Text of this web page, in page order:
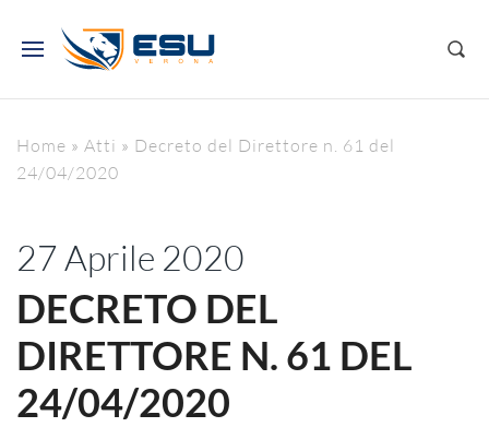
Home » Atti » Decreto del Direttore n. 61 del
24/04/2020
27 Aprile 2020
DECRETO DEL
DIRETTORE N. 61 DEL
24/04/2020